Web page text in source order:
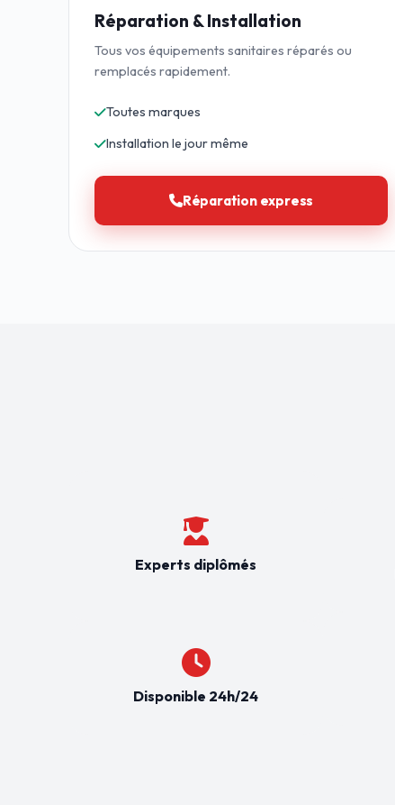
Réparation & Installation
Tous vos équipements sanitaires réparés ou
remplacés rapidement.
Toutes marques
Installation le jour même
Réparation express
Experts diplômés
Disponible 24h/24